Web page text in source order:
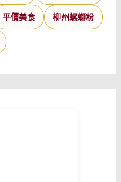
平價美食 柳州螺螄粉